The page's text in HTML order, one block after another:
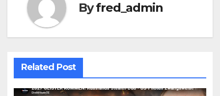
Byfred_admin
Related Post